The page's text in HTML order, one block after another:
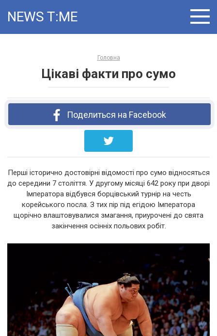
NEWS T:ME
Головна
Цікаві факти про сумо
Поделиться на Facebook
Перші історично достовірні відомості про сумо відносяться
до середини 7 століття. У другому місяці 642 року при дворі
Імператора відбувся борцівський турнір на честь
корейського посла. З тих пір під егідою Імператора
щорічно влаштовувалися змагання, приурочені до свята
закінчення осінніх польових робіт.